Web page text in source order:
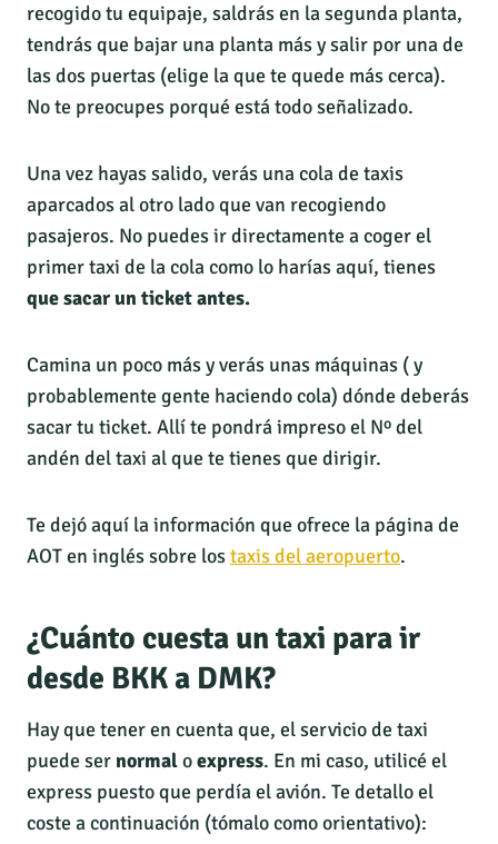
recogido tu equipaje, saldrás en la segunda planta,
tendrás que bajar una planta más y salir por una de
las dos puertas (elige la que te quede más cerca).
No te preocupes porqué está todo señalizado.
Una vez hayas salido, verás una cola de taxis
aparcados al otro lado que van recogiendo
pasajeros. No puedes ir directamente a coger el
primer taxi de la cola como lo harías aquí, tienes
que sacar un ticket antes.
Camina un poco más y verás unas máquinas ( y
probablemente gente haciendo cola) dónde deberás
sacar tu ticket. Allí te pondrá impreso el Nº del
andén del taxi al que te tienes que dirigir.
Te dejó aquí la información que ofrece la página de
AOT en inglés sobre lostaxis del aeropuerto.
¿Cuánto cuesta un taxi para ir
desde BKK a DMK?
Hay que tener en cuenta que, el servicio de taxi
puede ser normaloexpress. En mi caso, utilicé el
express puesto que perdía el avión. Te detallo el
coste a continuación (tómalo como orientativo):